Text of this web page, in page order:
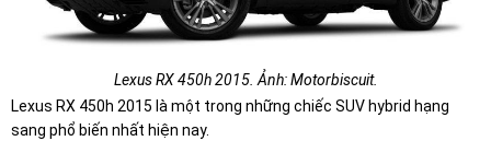
Lexus RX 450h 2015. Ảnh: Motorbiscuit.
Lexus RX 450h 2015 là một trong những chiếc SUV hybrid hạng
sang phổ biến nhất hiện nay.